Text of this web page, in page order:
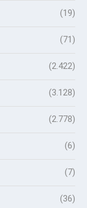
(19)
(71)
(2.422)
(3.128)
(2.778)
(6)
(7)
(36)